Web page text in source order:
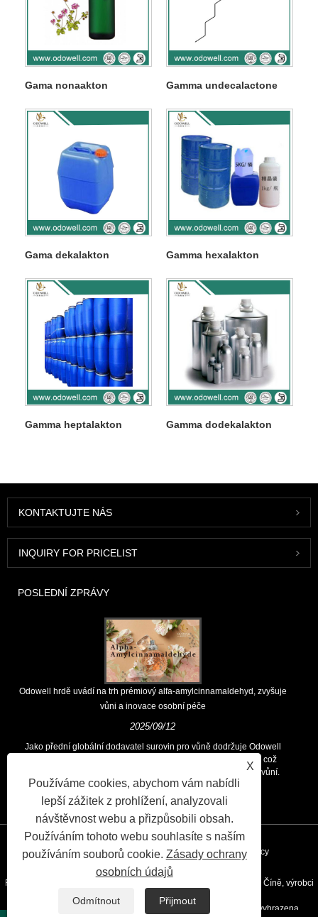
Gama nonaakton Gamma undecalactone
Gama dekalakton Gamma hexalakton
Gamma heptalakton Gamma dodekalakton
KONTAKTUJTE NÁS
INQUIRY FOR PRICELIST
POSLEDNÍ ZPRÁVY
Odowell hrdě uvádí na trh prémiový alfa-amylcinnamaldehyd, zvyšuje
vůni a inovace osobní péče
2025/09/12
Jako přední globální dodavatel surovin pro vůně dodržuje Odowell
hlavní filozofii „zaměřených na inovace zaměřené na kvalitu, což
zákazníkům po celém světě trvale poskytuje vynikající řešení vůní.
Odkazy Sitemap RSS XML Privacy Policy
Right © 2020 Kunshan Odowell CO., Ltd - Chemická vůně aroma v Číně, výrobci
ingrediencí aroma, dodavatelé éterických olejů všechna práva vyhrazena.
X
Používáme cookies, abychom vám nabídli
lepší zážitek z prohlížení, analyzovali
návštěvnost webu a přizpůsobili obsah.
Používáním tohoto webu souhlasíte s naším
používáním souborů cookie. Zásady ochrany
osobních údajů
Odmítnout Přijmout